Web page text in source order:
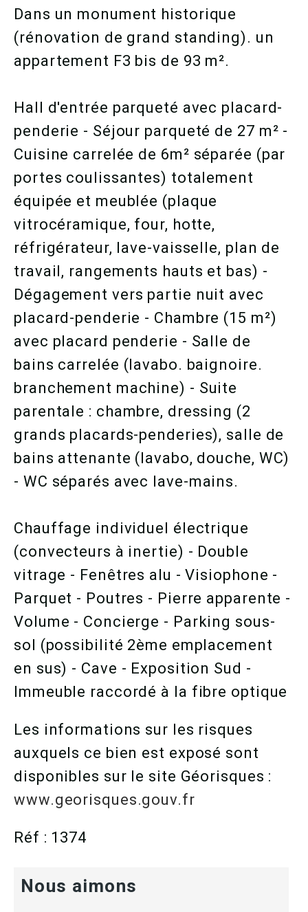
Dans un monument historique
(rénovation de grand standing). un
appartement F3 bis de 93 m².
Hall d'entrée parqueté avec placard-
penderie - Séjour parqueté de 27 m² -
Cuisine carrelée de 6m² séparée (par
portes coulissantes) totalement
équipée et meublée (plaque
vitrocéramique, four, hotte,
réfrigérateur, lave-vaisselle, plan de
travail, rangements hauts et bas) -
Dégagement vers partie nuit avec
placard-penderie - Chambre (15 m²)
avec placard penderie - Salle de
bains carrelée (lavabo. baignoire.
branchement machine) - Suite
parentale : chambre, dressing (2
grands placards-penderies), salle de
bains attenante (lavabo, douche, WC)
- WC séparés avec lave-mains.
Chauffage individuel électrique
(convecteurs à inertie) - Double
vitrage - Fenêtres alu - Visiophone -
Parquet - Poutres - Pierre apparente -
Volume - Concierge - Parking sous-
sol (possibilité 2ème emplacement
en sus) - Cave - Exposition Sud -
Immeuble raccordé à la fibre optique
Les informations sur les risques
auxquels ce bien est exposé sont
disponibles sur le site Géorisques :
www.georisques.gouv.fr
Réf : 1374
Nous aimons